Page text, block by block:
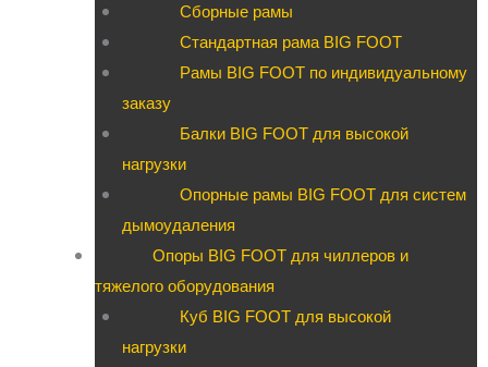
Сборные рамы
Стандартная рама BIG FOOT
Рамы BIG FOOT по индивидуальному
заказу
Балки BIG FOOT для высокой
нагрузки
Опорные рамы BIG FOOT для систем
дымоудаления
Опоры BIG FOOT для чиллеров и
тяжелого оборудования
Куб BIG FOOT для высокой
нагрузки